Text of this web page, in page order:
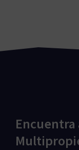
Encuentra